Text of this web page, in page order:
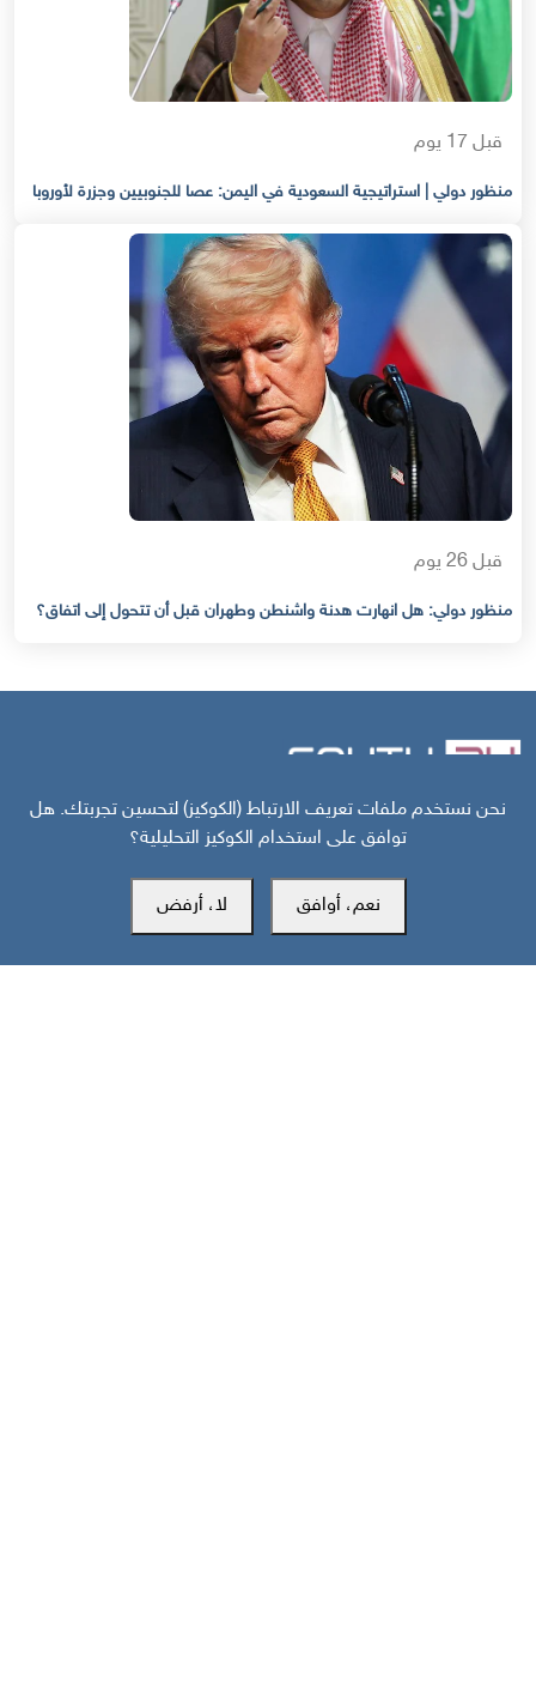
قبل 17 يوم
منظور دولي | استراتيجية السعودية في اليمن: عصا للجنوبيين وجزرة لأوروبا
قبل 26 يوم
منظور دولي: هل انهارت هدنة واشنطن وطهران قبل أن تتحول إلى اتفاق؟
مكتب عدن
نحن نستخدم ملفات تعريف الارتباط (الكوكيز) لتحسين تجربتك. هل
توافق على استخدام الكوكيز التحليلية؟
نعم، أوافق لا، أرفض